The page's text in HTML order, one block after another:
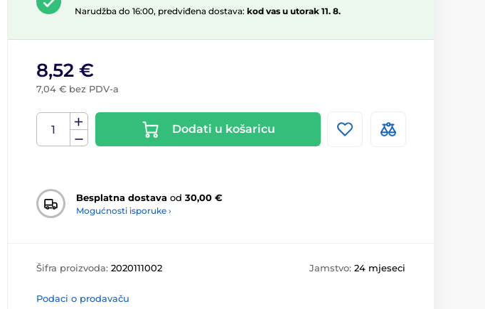
Narudžba do 16:00, predviđena dostava: kod vas u utorak 11. 8.
8,52 €
7,04 € bez PDV-a
Dodati u košaricu
Besplatna dostava od 30,00 €
Mogućnosti isporuke ›
Šifra proizvoda: 2020111002 Jamstvo: 24 mjeseci
Podaci o prodavaču